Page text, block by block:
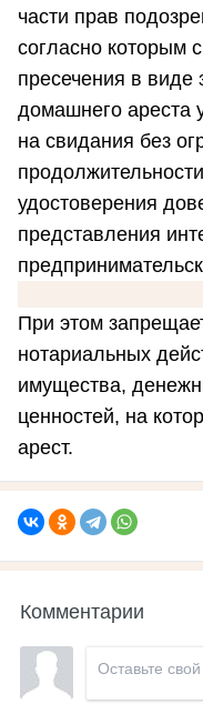
части прав
согласно которым
пресечения в виде
домашнего ареста
на свидания без
удостоверения
представления
При этом
нотариальных
имущества,
ценностей, на
арест.
Комментарии